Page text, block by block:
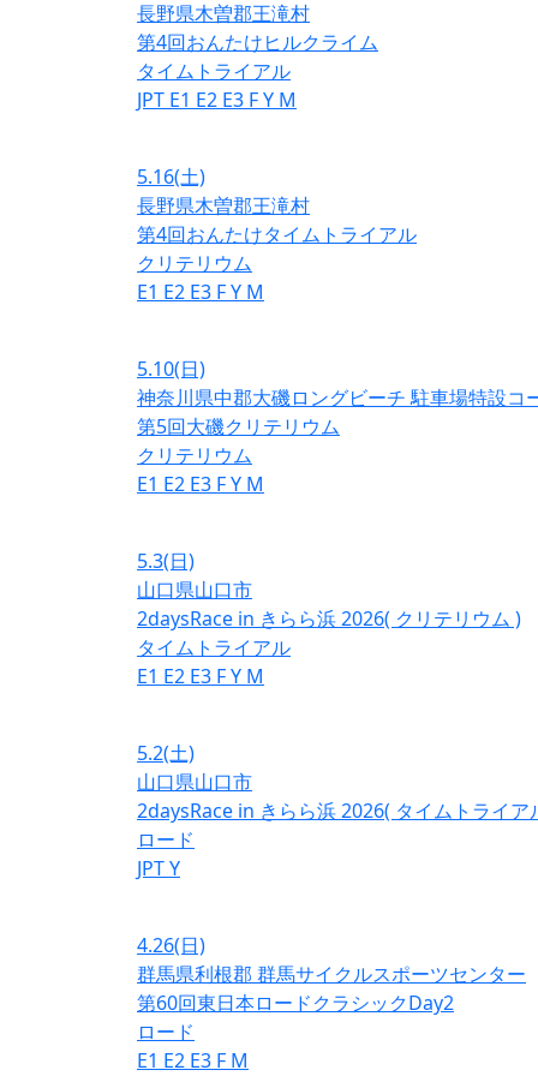
長野県木曽郡王滝村
第4回おんたけヒルクライム
タイムトライアル
JPT E1 E2 E3 FY M
5.16(土)
長野県木曽郡王滝村
第4回おんたけタイムトライアル
クリテリウム
E1 E2 E3 FY M
5.10(日)
神奈川県中郡大磯ロングビーチ 駐車場特設コ
第5回大磯クリテリウム
クリテリウム
E1 E2 E3 FY M
5.3(日)
山口県山口市
2daysRace in きらら浜 2026( クリテリウム )
タイムトライアル
E1 E2 E3 FY M
5.2(土)
山口県山口市
2daysRace in きらら浜 2026( タイムトライア
ロード
JPTY
4.26(日)
群馬県利根郡 群馬サイクルスポーツセンター
第60回東日本ロードクラシックDay2
ロード
E1 E2 E3 F M